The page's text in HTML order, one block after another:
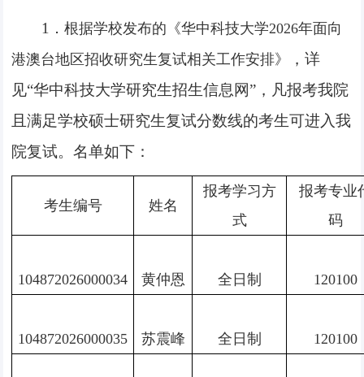
1 ．根据学校发布的《华中科技大学2026年面向
港澳台地区招收研究生复试相关工作安排》
，详
见“华中科技大学研究生招生信息网” ，凡报考我院
且满足学校硕士研究生复试分数线的考生可进入我
院复试。名单如下：
考生编号 姓名
报考学习方
式
报考专业
码
104872026000034 黄仲恩 全日制 120100
104872026000035 苏震峰 全日制 120100